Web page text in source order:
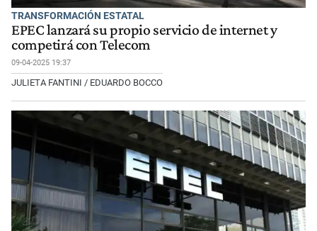
TRANSFORMACIÓN ESTATAL
EPEC lanzará su propio servicio de internet y
competirá con Telecom
09-04-2025 19:37
JULIETA FANTINI / EDUARDO BOCCO